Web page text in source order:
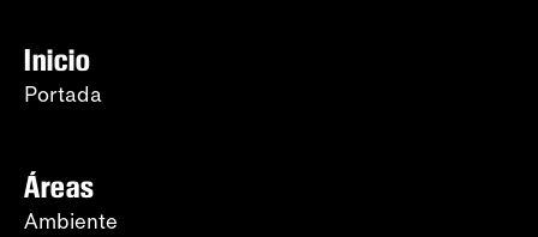
Inicio
Portada
Áreas
Ambiente